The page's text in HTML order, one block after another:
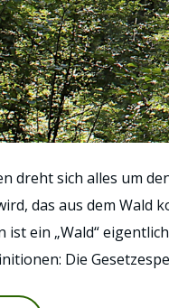
dreht sich alles um
das aus dem Wald
ist ein „Wald“
Die